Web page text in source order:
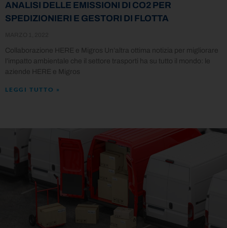
ANALISI DELLE EMISSIONI DI CO2 PER
SPEDIZIONIERI E GESTORI DI FLOTTA
Collaborazione HERE e Migros Un’altra ottima notizia per migliorare
l’impatto ambientale che il settore trasporti ha su tutto il mondo: le
aziende HERE e Migros
LEGGI TUTTO »